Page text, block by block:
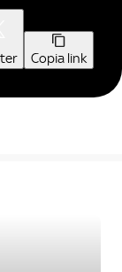
Copia link